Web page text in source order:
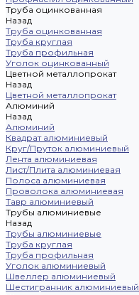
Труба оцинкованная
Назад
Труба оцинкованная
Труба круглая
Труба профильная
Уголок оцинкованный
Цветной металлопрокат
Назад
Цветной металлопрокат
Алюминий
Назад
Алюминий
Квадрат алюминиевый
Круг/Пруток алюминиевый
Лента алюминиевая
Лист/Плита алюминиевая
Полоса алюминиевая
Проволока алюминиевая
Тавр алюминиевый
Трубы алюминиевые
Назад
Трубы алюминиевые
Труба круглая
Труба профильная
Уголок алюминиевый
Швеллер алюминиевый
Шестигранник алюминиевый